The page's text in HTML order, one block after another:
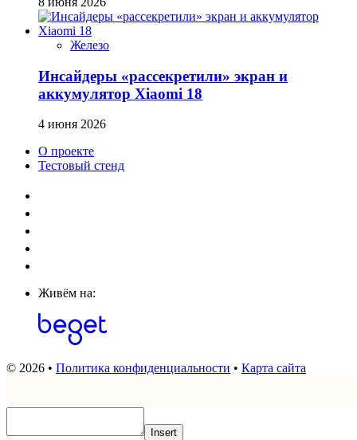
Железо
Инсайдеры «рассекретили» экран и
аккумулятор Xiaomi 18
4 июня 2026
О проекте
Тестовый стенд
Живём на:
© 2026 • Политика конфиденциальности • Карта сайта
Insert